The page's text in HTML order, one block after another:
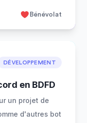
Bénévolat
DÉVELOPPEMENT
en BDFD
un projet de
d'autres bot